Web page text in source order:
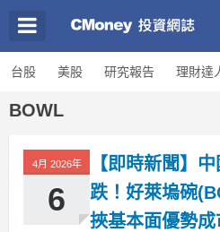
台股 美股 研究報告 理財達
BOWL
4月 2026年
6
【即時新聞】
跌！好萊塢碗
挾基本面優勢